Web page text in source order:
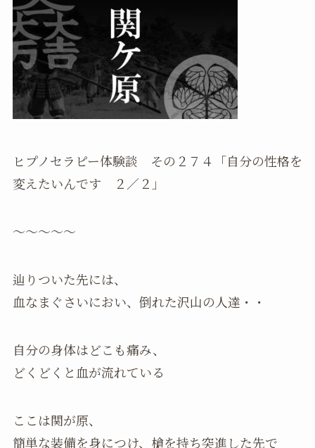
ヒプノセラピー体験談 その２７４「自分の性格を
変えたいんです ２／２」
～～～～～
辿りついた先には、
血なまぐさいにおい、倒れた沢山の人達・・
自分の身体はどこも痛み、
どくどくと血が流れている
ここは関が原、
簡単な装備を身につけ、槍を持ち突進した先で